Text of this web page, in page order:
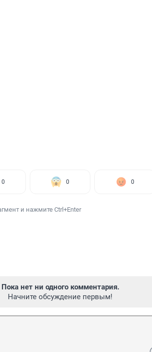
0 0 0
и нажмите Ctrl+Enter
Пока нет ни одного комментария.
Начните обсуждение первым!